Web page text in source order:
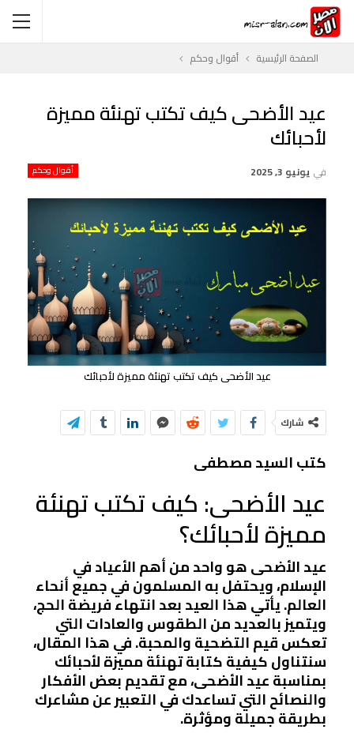
الصفحة الرئيسية أقوال وحكم
عيد الأضحى كيف تكتب تهنئة مميزة
لأحبائك
أقوال وحكم في يونيو 3, 2025
عيد الأضحى كيف تكتب تهنئة مميزة لأحبائك
شارك
كتب السيد مصطفى
عيد الأضحى: كيف تكتب تهنئة
مميزة لأحبائك؟
عيد الأضحى هو واحد من أهم الأعياد في
الإسلام، ويحتفل به المسلمون في جميع أنحاء
العالم. يأتي هذا العيد بعد انتهاء فريضة الحج،
ويتميز بالعديد من الطقوس والعادات التي
تعكس قيم التضحية والمحبة. في هذا المقال،
سنتناول كيفية كتابة تهنئة مميزة لأحبائك
بمناسبة عيد الأضحى، مع تقديم بعض الأفكار
والنصائح التي تساعدك في التعبير عن مشاعرك
بطريقة جميلة ومؤثرة.